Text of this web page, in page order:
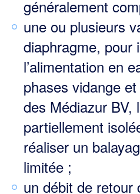
généralement
une ou plusieurs
diaphragme, pour
l’alimentation en
phases vidange
des Médiazur BV,
par­tiellement
réaliser un
limitée ;
un débit de retour